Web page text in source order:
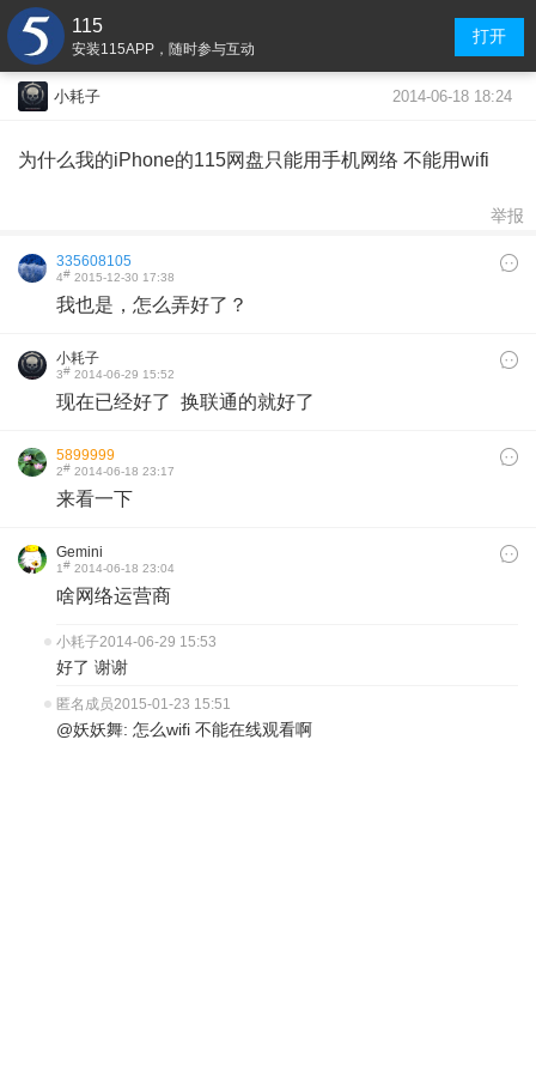
115
安装115APP，随时参与互动
打开
小耗子 2014-06-18 18:24
为什么我的iPhone的115网盘只能用手机网络 不能用wifi
举报
335608105
4# 2015-12-30 17:38
我也是，怎么弄好了？
小耗子
3# 2014-06-29 15:52
现在已经好了 换联通的就好了
5899999
2# 2014-06-18 23:17
来看一下
Gemini
1# 2014-06-18 23:04
啥网络运营商
小耗子2014-06-29 15:53
好了 谢谢
匿名成员2015-01-23 15:51
@妖妖舞: 怎么wifi 不能在线观看啊